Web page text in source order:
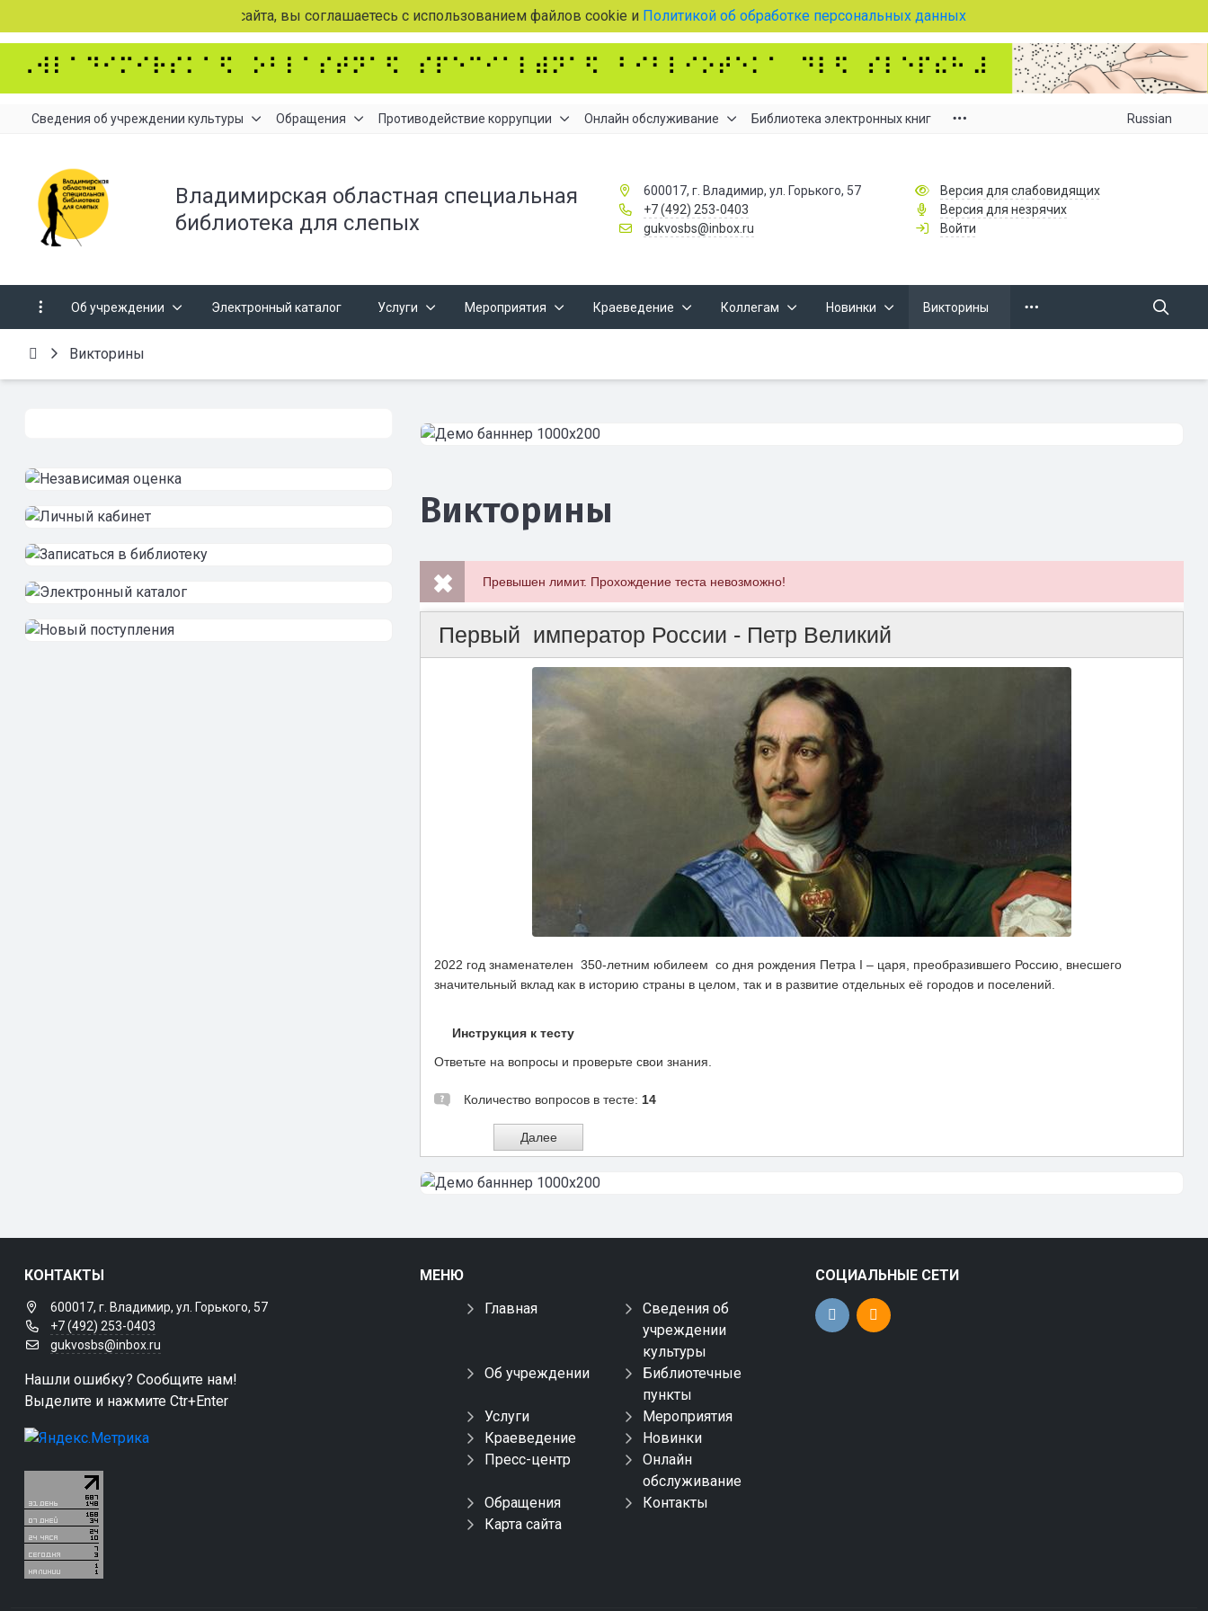
Продолжая просмотр страниц сайта, вы соглашаетесь с использованием файлов cookie и Политикой об обработке персональных данных
Сведения об учреждении культуры Обращения Противодействие коррупции Онлайн обслуживание Библиотека электронных книг Russian
Владимирская областная специальная
библиотека для слепых
600017, г. Владимир, ул. Горького, 57
+7 (492) 253-0403
gukvosbs@inbox.ru
Версия для слабовидящих
Версия для незрячих
Войти
Об учреждении Электронный каталог Услуги Мероприятия Краеведение Коллегам Новинки Викторины
Викторины
Викторины
КОНТАКТЫ
600017, г. Владимир, ул. Горького, 57
+7 (492) 253-0403
gukvosbs@inbox.ru
Нашли ошибку? Сообщите нам!
Выделите и нажмите Ctr+Enter
МЕНЮ
Главная
Сведения об
учреждении
культуры
Об учреждении
Библиотечные
пункты
Услуги
Мероприятия
Краеведение
Новинки
Пресс-центр
Онлайн
обслуживание
Обращения
Контакты
Карта сайта
СОЦИАЛЬНЫЕ СЕТИ